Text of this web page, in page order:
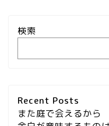
検索
Recent Posts
また庭で会えるから